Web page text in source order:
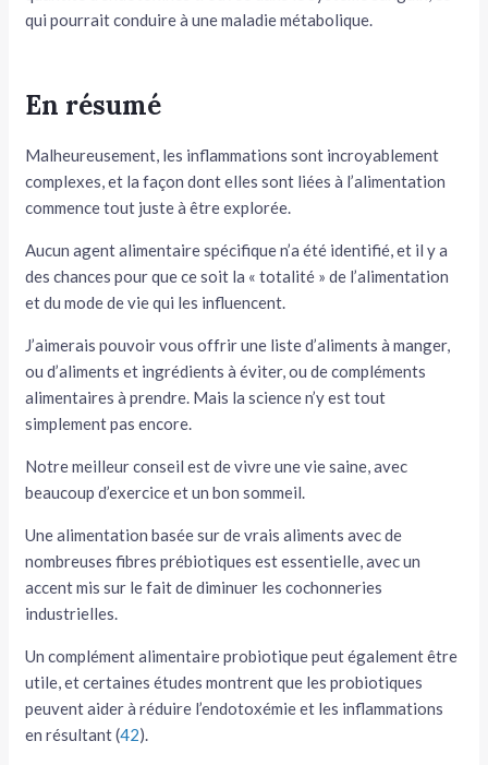
qui pourrait conduire à une maladie métabolique.
En résumé
Malheureusement, les inflammations sont incroyablement
complexes, et la façon dont elles sont liées à l’alimentation
commence tout juste à être explorée.
Aucun agent alimentaire spécifique n’a été identifié, et il y a
des chances pour que ce soit la « totalité » de l’alimentation
et du mode de vie qui les influencent.
J’aimerais pouvoir vous offrir une liste d’aliments à manger,
ou d’aliments et ingrédients à éviter, ou de compléments
alimentaires à prendre. Mais la science n’y est tout
simplement pas encore.
Notre meilleur conseil est de vivre une vie saine, avec
beaucoup d’exercice et un bon sommeil.
Une alimentation basée sur de vrais aliments avec de
nombreuses fibres prébiotiques est essentielle, avec un
accent mis sur le fait de diminuer les cochonneries
industrielles.
Un complément alimentaire probiotique peut également être
utile, et certaines études montrent que les probiotiques
peuvent aider à réduire l’endotoxémie et les inflammations
en résultant (42).